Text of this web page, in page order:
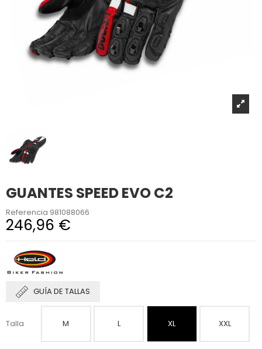
GUANTES SPEED EVO C2
Referencia 981088066
246,96 €
GUÍA DE TALLAS
Talla M L XL XXL